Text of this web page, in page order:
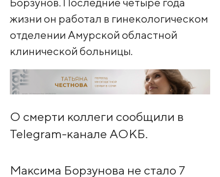
жизни он работал в гинекологическом
отделении Амурской областной
клинической больницы.
О смерти коллеги сообщили в
Telegram-канале АОКБ.
Максима Борзунова не стало 7